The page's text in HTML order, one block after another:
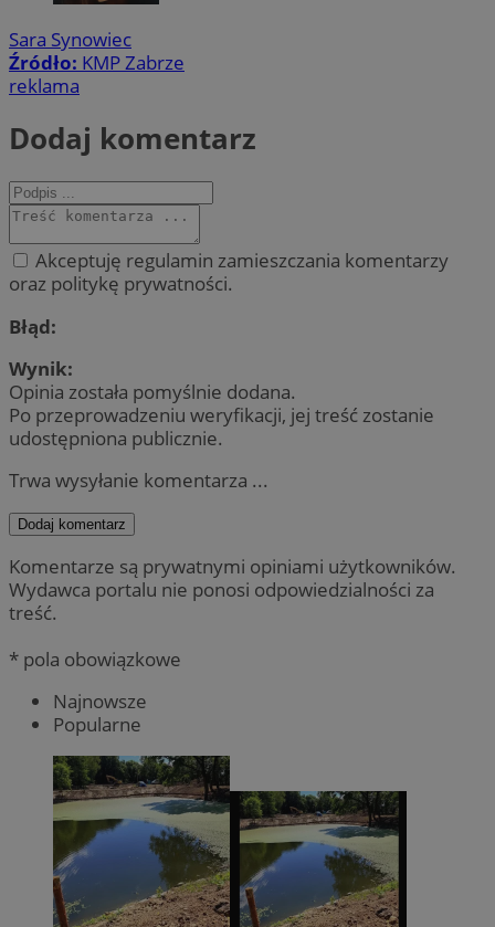
Sara Synowiec
Źródło: KMP Zabrze
reklama
Dodaj komentarz
Akceptuję regulamin zamieszczania komentarzy
oraz politykę prywatności.
Błąd:
Wynik:
Opinia została pomyślnie dodana.
Po przeprowadzeniu weryfikacji, jej treść zostanie
udostępniona publicznie.
Trwa wysyłanie komentarza ...
Dodaj komentarz
Komentarze są prywatnymi opiniami użytkowników.
Wydawca portalu nie ponosi odpowiedzialności za
treść.
* pola obowiązkowe
Najnowsze
Popularne